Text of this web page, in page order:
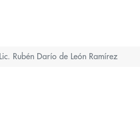
Lic. Rubén Darío de León Ramírez